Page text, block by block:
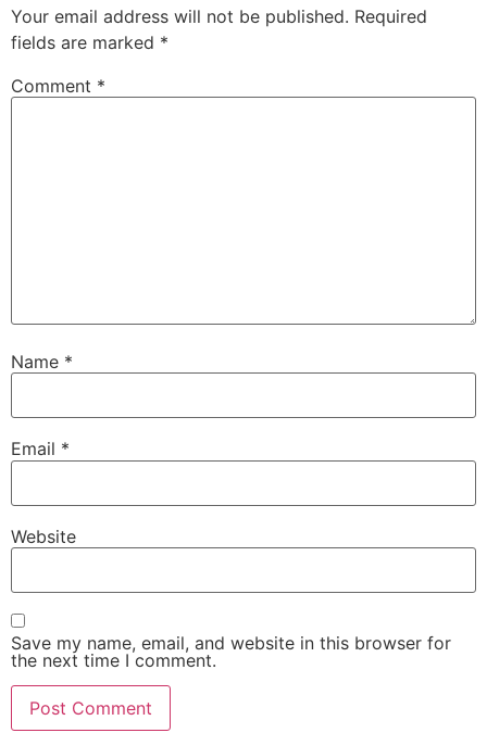
Your email address will not be published. Required
fields are marked *
Comment *
Name *
Email *
Website
Save my name, email, and website in this browser for
the next time I comment.